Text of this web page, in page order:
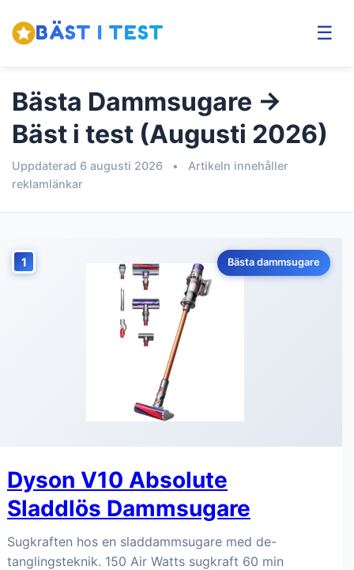
BÄST I TEST ☰
Bästa Dammsugare →
Bäst i test (Augusti 2026)
Uppdaterad 6 augusti 2026 •
Artikeln innehåller
reklamlänkar
1 Bästa dammsugare
Dyson V10 Absolute
Sladdlös Dammsugare
Sugkraften hos en sladdammsugare med de-
tanglingsteknik. 150 Air Watts sugkraft 60 min